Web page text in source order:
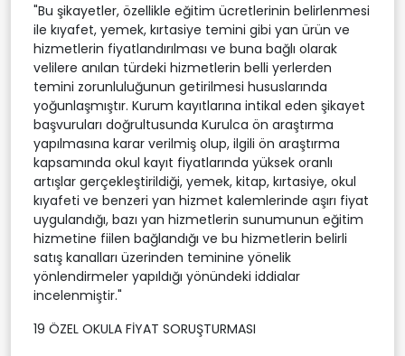
"Bu şikayetler, özellikle eğitim ücretlerinin belirlenmesi
ile kıyafet, yemek, kırtasiye temini gibi yan ürün ve
hizmetlerin fiyatlandırılması ve buna bağlı olarak
velilere anılan türdeki hizmetlerin belli yerlerden
temini zorunluluğunun getirilmesi hususlarında
yoğunlaşmıştır. Kurum kayıtlarına intikal eden şikayet
başvuruları doğrultusunda Kurulca ön araştırma
yapılmasına karar verilmiş olup, ilgili ön araştırma
kapsamında okul kayıt fiyatlarında yüksek oranlı
artışlar gerçekleştirildiği, yemek, kitap, kırtasiye, okul
kıyafeti ve benzeri yan hizmet kalemlerinde aşırı fiyat
uygulandığı, bazı yan hizmetlerin sunumunun eğitim
hizmetine fiilen bağlandığı ve bu hizmetlerin belirli
satış kanalları üzerinden teminine yönelik
yönlendirmeler yapıldığı yönündeki iddialar
incelenmiştir."
19 ÖZEL OKULA FİYAT SORUŞTURMASI